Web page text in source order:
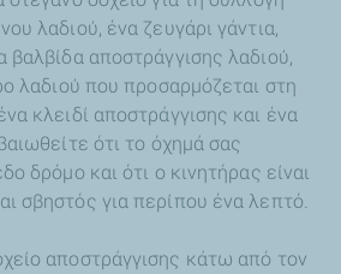
λαδιού, ένα ζευγάρι γάντια,
βαλβίδα αποστράγγισης λαδιού,
λαδιού που προσαρμόζεται στη
κλειδί αποστράγγισης και ένα
ότι το όχημά σας
δρόμο και ότι ο κινητήρας είναι
σβηστός για περίπου ένα λεπτό.
αποστράγγισης κάτω από τον